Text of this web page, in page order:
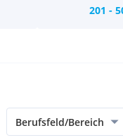
Menschen mit
Problemen und
deren
201 -
Berufsfeld/Bereich